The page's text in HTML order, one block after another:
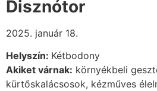
Disznótor
2025. január 18.
Helyszín: Kétbodony
Akiket várnak: környékbeli
kürtőskalácsosok, kézműves